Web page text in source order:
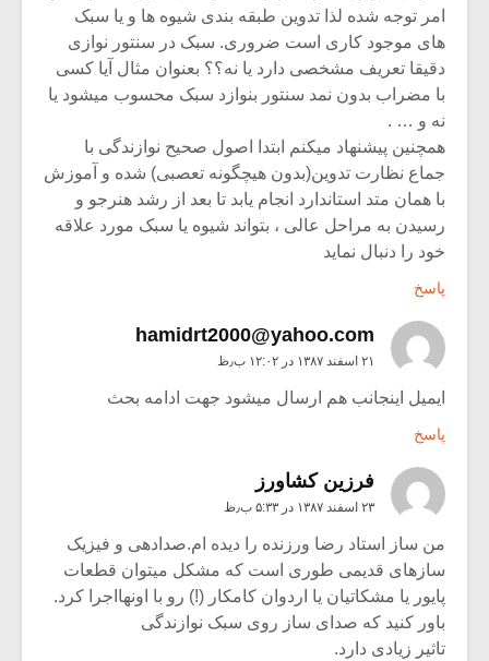
امر توجه شده لذا تدوین طبقه بندی شیوه ها و یا سبک
های موجود کاری است ضروری. سبک در سنتور نوازی
دقیقا تعریف مشخصی دارد یا نه؟؟ بعنوان مثال آیا کسی
با مضراب بدون نمد سنتور بنوازد سبک محسوب میشود یا
نه و … .
همچنین پیشنهاد میکنم ابتدا اصول صحیح نوازندگی با
جماع نظارت تدوین(بدون هیچگونه تعصبی) شده و آموزش
با همان متد استاندارد انجام یابد تا بعد از رشد هنرجو و
رسیدن به مراحل عالی ، بتواند شیوه یا سبک مورد علاقه
خود را دنبال نماید
پاسخ
hamidrt2000@yahoo.com
۲۱ اسفند ۱۳۸۷ در ۱۲:۰۲ ب٫ظ
ایمیل اینجانب هم ارسال میشود جهت ادامه بحث
پاسخ
فرزین کشاورز
۲۳ اسفند ۱۳۸۷ در ۵:۳۳ ب٫ظ
من ساز استاد رضا ورزنده را دیده ام.صدادهی و فیزیک
سازهای قدیمی طوری است که مشکل میتوان قطعات
پایور یا مشکاتیان یا اردوان کامکار (!) رو با اونهااجرا کرد.
باور کنید که صدای ساز روی سبک نوازندگی
تاثیر زیادی دارد.